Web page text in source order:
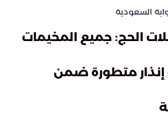
السعودية
الحج: جميع المخيمات
متطورة ضمن